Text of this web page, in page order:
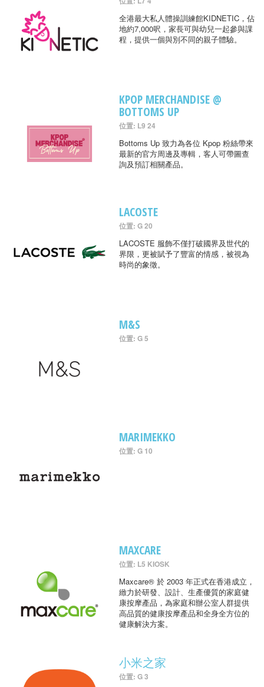
全港最大私人體操訓練館KIDNETIC，佔
地約7,000呎，家長可與幼兒一起參與課
程，提供一個與別不同的親子體驗。
KPOP MERCHANDISE @
BOTTOMS UP
位置: L9 24
Bottoms Up 致力為各位 Kpop 粉絲帶來
最新的官方周邊及專輯，客人可帶圖查
詢及預訂相關產品。
LACOSTE
位置: G 20
LACOSTE 服飾不僅打破國界及世代的
界限，更被賦予了豐富的情感，被視為
時尚的象徵。
M&S
位置: G 5
MARIMEKKO
位置: G 10
MAXCARE
位置: L5 KIOSK
Maxcare® 於 2003 年正式在香港成立，
緻力於研發、設計、生產優質的家庭健
康按摩產品，為家庭和辦公室人群提供
高品質的健康按摩產品和全身全方位的
健康解決方案。
小米之家
位置: G 3